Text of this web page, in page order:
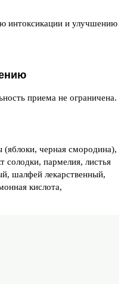
интоксикации и улучшению
приема не ограничена.
черная смородина),
солодки, пармелия, листья
шалфей лекарственный,
кислота,